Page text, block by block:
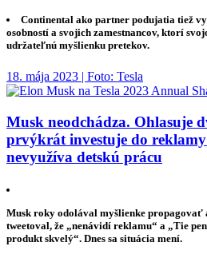
Continental ako partner podujatia tiež
osobností a svojich zamestnancov, ktorí
udržateľnú myšlienku pretekov.
18. mája 2023 | Foto: Tesla
Musk neodchádza. Ohlasuje
prvýkrát investuje do
nevyužíva detskú prácu
Musk roky odolával myšlienke propagovať
tweetoval, že „nenávidí reklamu“ a „Tie
produkt skvelý“. Dnes sa situácia mení.